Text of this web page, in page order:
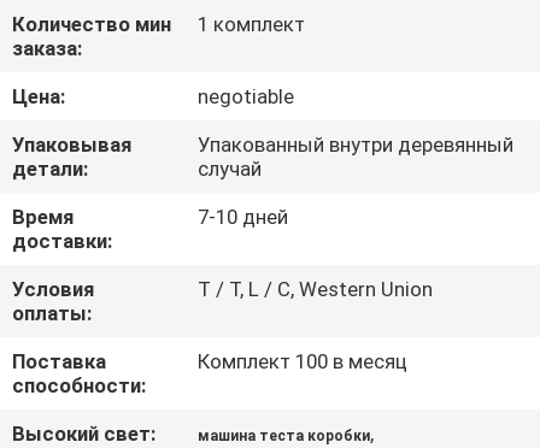
ПРОВЕРКА
КАЧЕСТВА
СВЯЖИТЕСЬ
МЫ
НОВОСТИ
СПРОСИТЕ
Количество мин
заказа:
1 комплект
Цена:
negotiable
Упаковывая
детали:
Упакованный внутри деревянный
случай
Время
доставки:
7-10 дней
Условия
оплаты:
T / T, L / C, Western Union
Поставка
способности:
Комплект 100 в месяц
Высокий свет: машина теста коробки,